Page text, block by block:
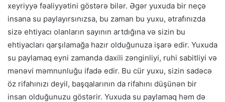
xeyriyyə fəaliyyətini göstərə bilər. Əgər yuxuda bir neçə
insana su paylayırsınızsa, bu zaman bu yuxu, ətrafınızda
sizə ehtiyacı olanların sayının artdığına və sizin bu
ehtiyacları qarşılamağa hazır olduğunuza işarə edir. Yuxuda
su paylamaq eyni zamanda daxili zənginliyi, ruhi sabitliyi və
mənəvi məmnunluğu ifadə edir. Bu cür yuxu, sizin sadəcə
öz rifahınızı deyil, başqalarının da rifahını düşünən bir
insan olduğunuzu göstərir. Yuxuda su paylamaq həm də